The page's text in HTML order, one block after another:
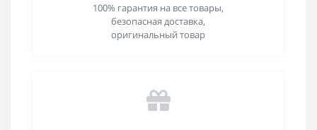
100% гарантия на все товары,
безопасная доставка,
оригинальный товар